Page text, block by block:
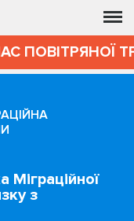
ПОВІТРЯНОЇ
Міграційної
з